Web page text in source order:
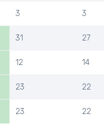
3 3
31 27
12 14
23 22
23 22